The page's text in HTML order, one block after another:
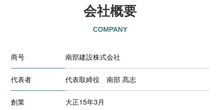
会社概要
COMPANY
商号 南部建設株式会社
代表者 代表取締役 南部 髙志
創業 大正15年3月